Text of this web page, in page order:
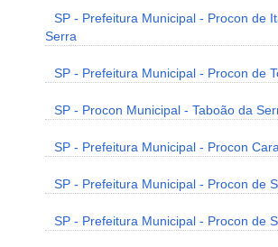
SP - Prefeitura Municipal - Procon de
Serra
SP - Prefeitura Municipal - Procon de
SP - Procon Municipal - Taboão da
SP - Prefeitura Municipal - Procon
SP - Prefeitura Municipal - Procon de
SP - Prefeitura Municipal - Procon de